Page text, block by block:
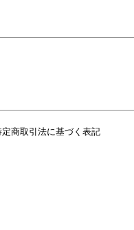
定商取引法に基づく表記